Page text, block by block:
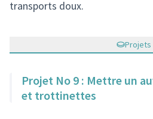
transports doux.
Projets
Projet No 9 : Mettre un
et trottinettes